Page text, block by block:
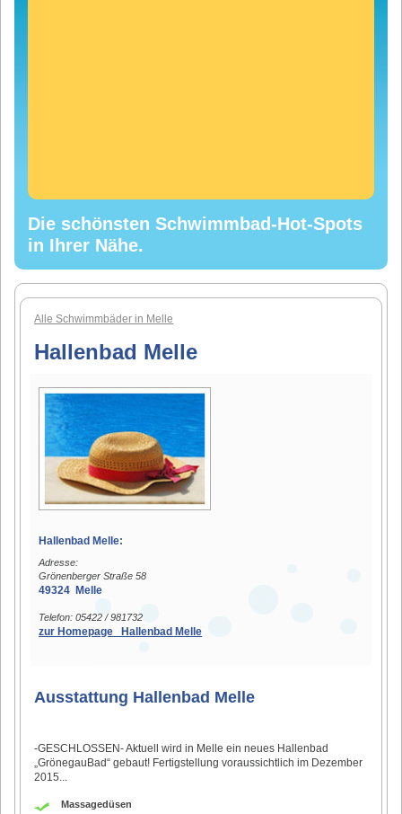
Die schönsten Schwimmbad-Hot-Spots
in Ihrer Nähe.
Alle Schwimmbäder in Melle
Hallenbad Melle
Hallenbad Melle:
Adresse:
Grönenberger Straße 58
49324 Melle
Telefon: 05422 / 981732
zur Homepage Hallenbad Melle
Ausstattung Hallenbad Melle
-GESCHLOSSEN- Aktuell wird in Melle ein neues Hallenbad
„GrönegauBad“ gebaut! Fertigstellung voraussichtlich im Dezember
2015...
Massagedüsen